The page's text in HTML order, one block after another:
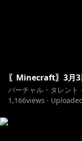
〖Minecraft〗3月3
バーチャル・タレント
1,166views ·